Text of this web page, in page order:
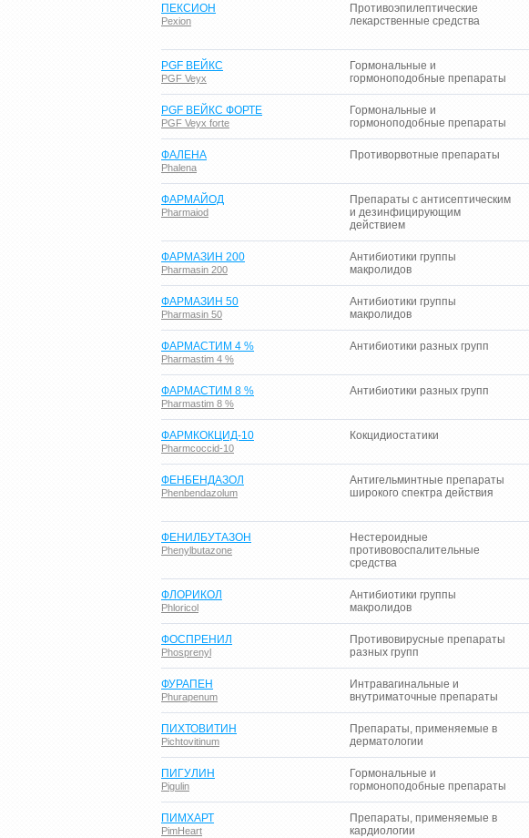
ПЕКСИОН
Pexion
Противоэпилептические
лекарственные средства
PGF ВЕЙКС
PGF Veyx
Гормональные и
гормоноподобные препараты
PGF ВЕЙКС ФОРТЕ
PGF Veyx forte
Гормональные и
гормоноподобные препараты
ФАЛЕНА
Phalena
Противорвотные препараты
ФАРМАЙОД
Pharmaiod
Препараты с антисептическим
и дезинфицирующим
действием
ФАРМАЗИН 200
Pharmasin 200
Антибиотики группы
макролидов
ФАРМАЗИН 50
Pharmasin 50
Антибиотики группы
макролидов
ФАРМАСТИМ 4 %
Pharmastim 4 %
Антибиотики разных групп
ФАРМАСТИМ 8 %
Pharmastim 8 %
Антибиотики разных групп
ФАРМКОКЦИД-10
Pharmcoccid-10
Кокцидиостатики
ФЕНБЕНДАЗОЛ
Phenbendazolum
Антигельминтные препараты
широкого спектра действия
ФЕНИЛБУТАЗОН
Phenylbutazone
Нестероидные
противовоспалительные
средства
ФЛОРИКОЛ
Phloricol
Антибиотики группы
макролидов
ФОСПРЕНИЛ
Phosprenyl
Противовирусные препараты
разных групп
ФУРАПЕН
Phurapenum
Интравагинальные и
внутриматочные препараты
ПИХТОВИТИН
Pichtovitinum
Препараты, применяемые в
дерматологии
ПИГУЛИН
Pigulin
Гормональные и
гормоноподобные препараты
ПИМХАРТ
PimHeart
Препараты, применяемые в
кардиологии